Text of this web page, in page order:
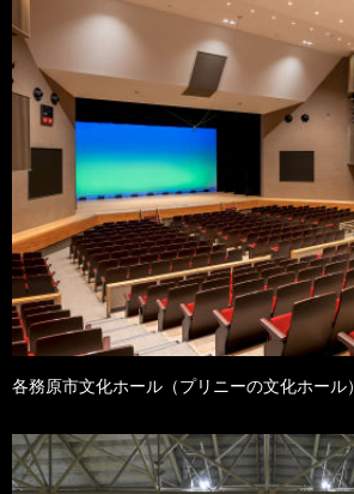
各務原市文化ホール（プリニーの文化ホール）